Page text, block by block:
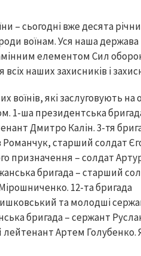
– сьогодні вже десята
воїнам. Уся наша держава
елементом Сил
наших захисників і
воїнів, які заслуговують на
1-ша президентська
Дмитро Калін. 3-тя
Романчук, старший солдат
призначення – солдат
бригада – старший
12-та бригада
та молодші
бригада – сержант
Артем Голубенко.